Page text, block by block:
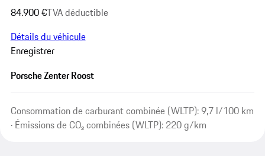
84.900 €TVA déductible
Détails du véhicule
Enregistrer
Porsche Zenter Roost
Consommation de carburant combinée (WLTP): 9,7 l/100 km
· Émissions de CO₂ combinées (WLTP): 220 g/km